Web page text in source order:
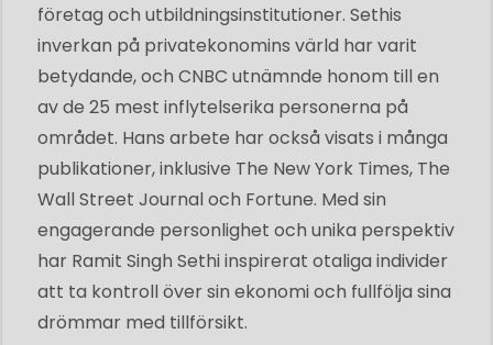
företag och utbildningsinstitutioner. Sethis
inverkan på privatekonomins värld har varit
betydande, och CNBC utnämnde honom till en
av de 25 mest inflytelserika personerna på
området. Hans arbete har också visats i många
publikationer, inklusive The New York Times, The
Wall Street Journal och Fortune. Med sin
engagerande personlighet och unika perspektiv
har Ramit Singh Sethi inspirerat otaliga individer
att ta kontroll över sin ekonomi och fullfölja sina
drömmar med tillförsikt.